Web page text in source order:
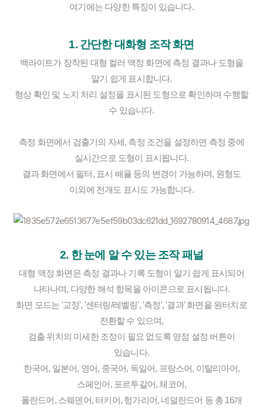
여기에는 다양한 특징이 있습니다.
1. 간단한 대화형 조작 화면
백라이트가 장착된 대형 컬러 액정 화면에 측정 결과나 도형을
알기 쉽게 표시합니다.
형상 확인 및 노지 처리 설정을 표시된 도형으로 확인하며 수행할
수 있습니다.
측정 화면에서 검출기의 자세, 측정 조건을 설정하면 측정 중에
실시간으로 도형이 표시됩니다.
결과 화면에서 필터, 표시 배율 등의 변경이 가능하며, 원형도
이외에 전개도 표시도 가능합니다.
2. 한 눈에 알 수 있는 조작 패널
대형 액정 화면은 측정 결과나 기록 도형이 알기 쉽게 표시되어
나타나며, 다양한 해석 항목을 아이콘으로 표시됩니다.
화면 모드는 '교정', '센터링/레벨링', '측정', '결과' 화면을 원터치로
전환할 수 있으며,
검출 위치의 미세한 조정이 필요 없도록 영점 설정 버튼이
있습니다.
한국어, 일본어, 영어, 중국어, 독일어, 프랑스어, 이탈리아어,
스페인어, 포르투갈어, 체코어,
폴란드어, 스웨덴어, 터키어, 헝가리어, 네덜란드어 등 총 16개